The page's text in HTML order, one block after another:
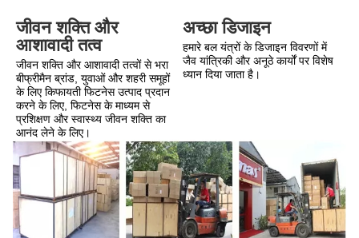
जीवन शक्ति और
आशावादी तत्व
जीवन शक्ति और आशावादी तत्वों से भरा
बीफ्रीमैन ब्रांड, युवाओं और शहरी समूहों
के लिए किफायती फिटनेस उत्पाद प्रदान
करने के लिए, फिटनेस के माध्यम से
प्रशिक्षण और स्वास्थ्य जीवन शक्ति का
आनंद लेने के लिए।
अच्छा डिजाइन
हमारे बल यंत्रों के डिजाइन विवरणों में
जैव यांत्रिकी और अनूठे कार्यों पर विशेष
ध्यान दिया जाता है।